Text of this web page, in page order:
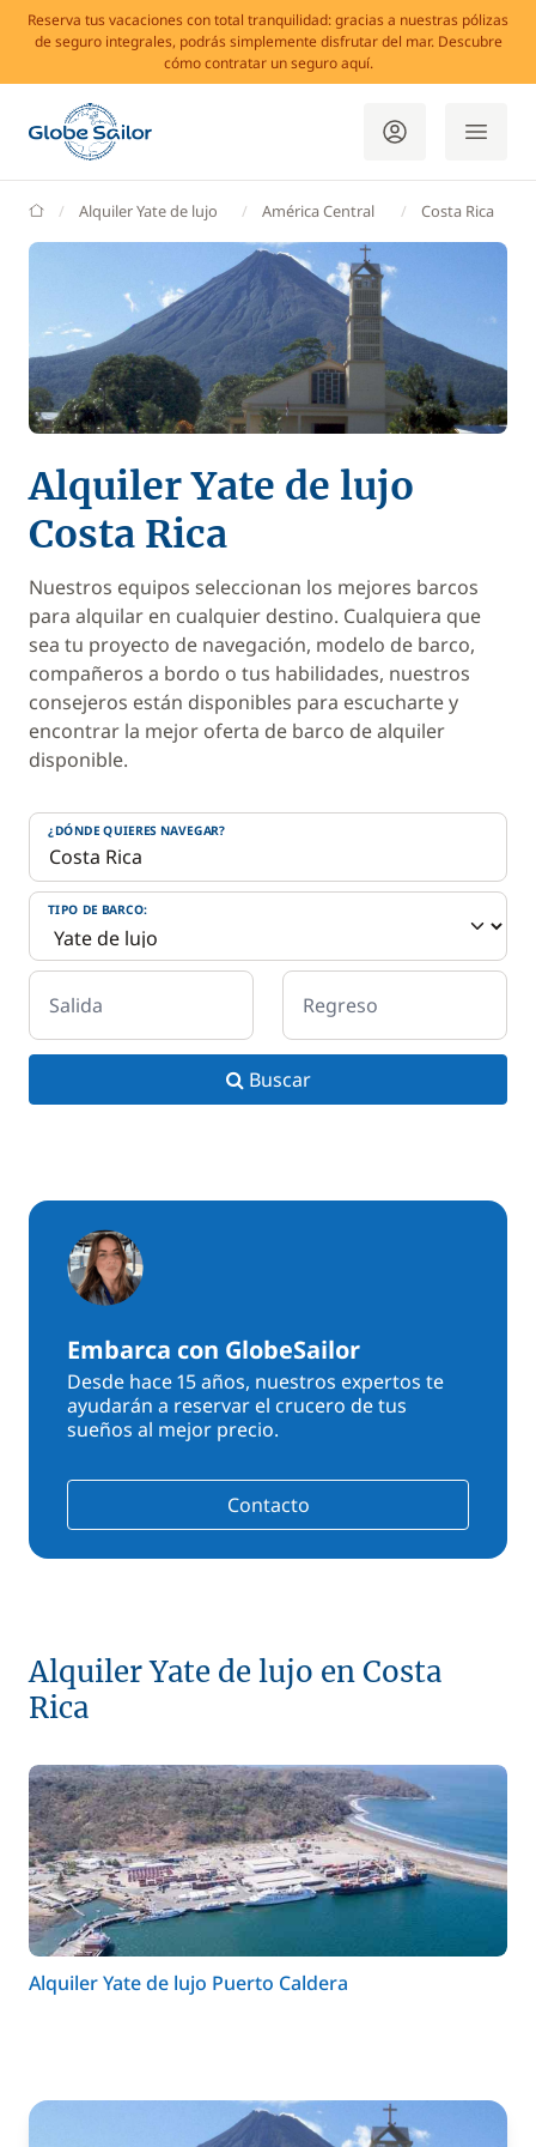
Reserva tus vacaciones con total tranquilidad: gracias a nuestras pólizas
de seguro integrales, podrás simplemente disfrutar del mar. Descubre
cómo contratar un seguro aquí.
GlobeSailor
Alquiler Yate de lujo América Central Costa Rica
Alquiler Yate de lujo
Costa Rica
Nuestros equipos seleccionan los mejores barcos
para alquilar en cualquier destino. Cualquiera que
sea tu proyecto de navegación, modelo de barco,
compañeros a bordo o tus habilidades, nuestros
consejeros están disponibles para escucharte y
encontrar la mejor oferta de barco de alquiler
disponible.
¿DÓNDE QUIERES NAVEGAR?
TIPO DE BARCO:
Salida Regreso
Buscar
Embarca con GlobeSailor
Desde hace 15 años, nuestros expertos te
ayudarán a reservar el crucero de tus
sueños al mejor precio.
Contacto
Alquiler Yate de lujo en Costa
Rica
Alquiler Yate de lujo Puerto Caldera